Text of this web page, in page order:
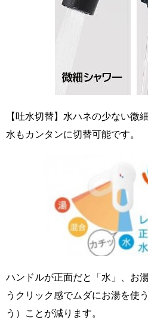
【吐水切替】水ハネの少ない微
水もカンタンに切替可能です。
ハンドルが正面だと「水」、お
うクリック感でムダにお湯を使
う）ことが減ります。